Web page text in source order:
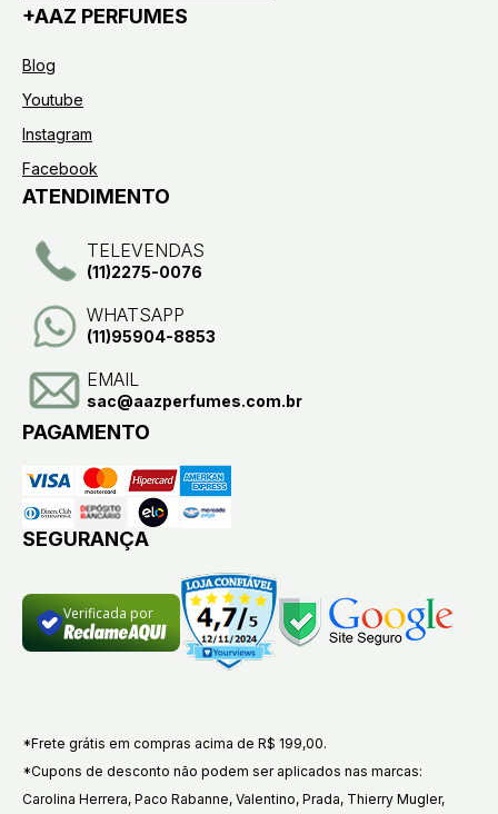
+AAZ PERFUMES
Blog
Youtube
Instagram
Facebook
ATENDIMENTO
TELEVENDAS
(11)2275-0076
WHATSAPP
(11)95904-8853
EMAIL
sac@aazperfumes.com.br
PAGAMENTO
SEGURANÇA
Verificada por
*Frete grátis em compras acima de R$ 199,00.
*Cupons de desconto não podem ser aplicados nas marcas:
Carolina Herrera, Paco Rabanne, Valentino, Prada, Thierry Mugler,